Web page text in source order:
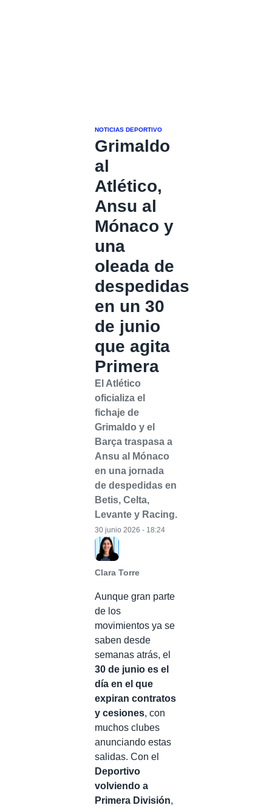
NOTICIAS DEPORTIVO
Grimaldo
al
Atlético,
Ansu al
Mónaco y
una
oleada de
despedidas
en un 30
de junio
que agita
Primera
El Atlético
oficializa el
fichaje de
Grimaldo y el
Barça traspasa a
Ansu al Mónaco
en una jornada
de despedidas en
Betis, Celta,
Levante y Racing.
Clara Torre
30 junio 2026 - 18:24
Aunque gran parte
de los
movimientos ya se
saben desde
semanas atrás, el
30 de junio es el
día en el que
expiran contratos
y cesiones, con
muchos clubes
anunciando estas
salidas. Con el
Deportivo
volviendo a
Primera División,